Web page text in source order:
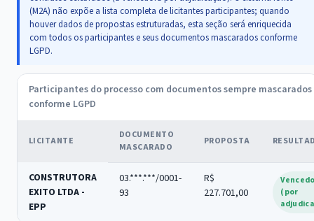
(M2A) não expõe a lista completa de licitantes participantes; quando
houver dados de propostas estruturadas, esta seção será enriquecida
com todos os participantes e seus documentos mascarados conforme
LGPD.
Participantes do processo com documentos sempre mascarados
conforme LGPD
LICITANTE
DOCUMENTO
MASCARADO
PROPOSTA
CONSTRUTORA
EXITO LTDA -
EPP
03.***.***/0001-
93
R$
227.701,00
(por